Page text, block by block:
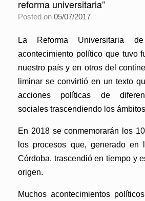
reforma universitaria”
Posted on 05/07/2017
La Reforma Universitaria
acontecimiento político que tuvo
nuestro país y en otros del
liminar se convirtió en un texto
acciones políticas de
sociales trascendiendo los
En 2018 se conmemorarán los
los procesos que, generado en
Córdoba, trascendió en tiempo y
origen.
Muchos acontecimientos